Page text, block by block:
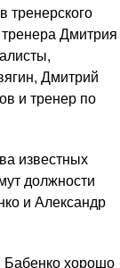
тренерского
Дмитрия
Дмитрий
и тренер по
известных
должности
и Александр
Бабенко хорошо